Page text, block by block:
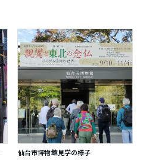
仙台市博物館見学の様子